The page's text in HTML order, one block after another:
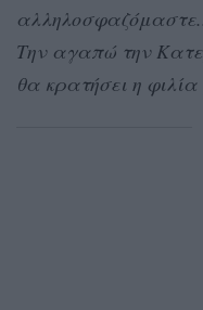
Την αγαπώ την
θα κρατήσει η